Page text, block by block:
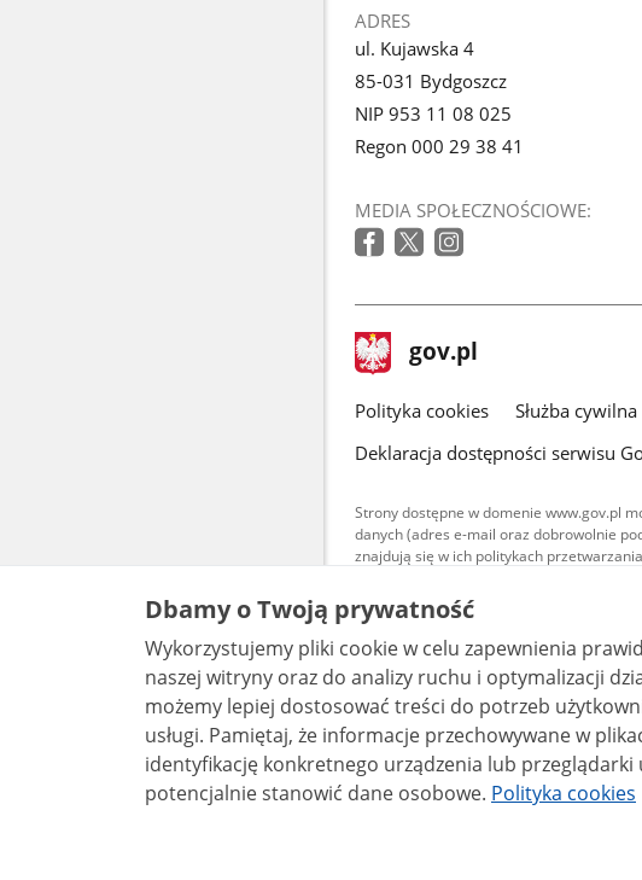
ADRES
ul. Kujawska 4
85-031 Bydgoszcz
NIP 953 11 08 025
Regon 000 29 38 41
MEDIA SPOŁECZNOŚCIOWE:
stopka
gov.pl Strona
gov.pl
gov.pl
Polityka cookies Służba cywilna
Deklaracja dostępności serwisu
Strony dostępne w domenie www.gov.pl
danych (adres e-mail oraz dobrowolnie
znajdują się w ich politykach
Treści tekstowe
udostępniane na licencji
warunkach 4.0 (CC BY-SA
są udostępniane na licencji
bez utworów zależnych 4.0
Dbamy o Twoją prywatność
Wykorzystujemy pliki cookie w celu zapewnienia
naszej witryny oraz do analizy ruchu i optymalizacji działania
możemy lepiej dostosować treści do potrzeb
usługi. Pamiętaj, że informacje przechowywane w plikach cookie mogą pozwalać na
identyfikację konkretnego urządzenia lub przeglądarki
potencjalnie stanowić dane osobowe. Polityka cookies